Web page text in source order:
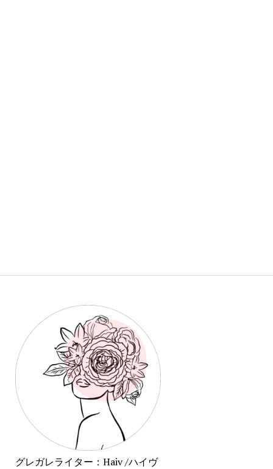
グレガレライター：Haiv /ハイヴ